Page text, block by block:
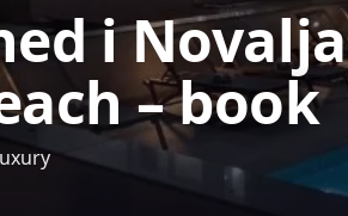
i Novalja
– book